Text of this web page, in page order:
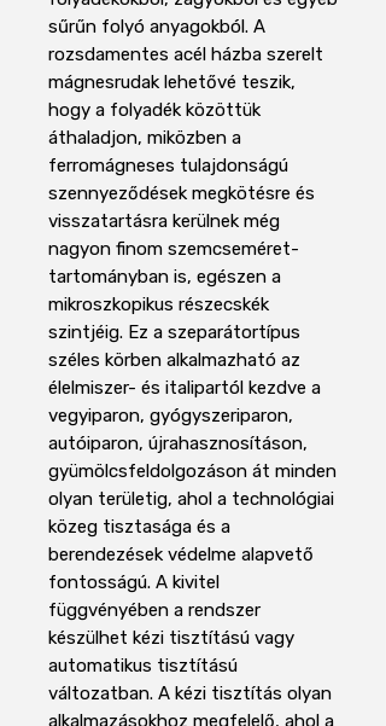
sűrűn folyó anyagokból. A
rozsdamentes acél házba szerelt
mágnesrudak lehetővé teszik,
hogy a folyadék közöttük
áthaladjon, miközben a
ferromágneses tulajdonságú
szennyeződések megkötésre és
visszatartásra kerülnek még
nagyon finom szemcseméret-
tartományban is, egészen a
mikroszkopikus részecskék
szintjéig. Ez a szeparátortípus
széles körben alkalmazható az
élelmiszer- és italipartól kezdve a
vegyiparon, gyógyszeriparon,
autóiparon, újrahasznosításon,
gyümölcsfeldolgozáson át minden
olyan területig, ahol a technológiai
közeg tisztasága és a
berendezések védelme alapvető
fontosságú. A kivitel
függvényében a rendszer
készülhet kézi tisztítású vagy
automatikus tisztítású
változatban. A kézi tisztítás olyan
alkalmazásokhoz megfelelő, ahol a